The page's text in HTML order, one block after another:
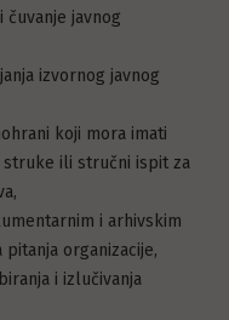
javnog
izvornog javnog
koji mora imati
ili stručni ispit za
i arhivskim
organizacije,
i izlučivanja